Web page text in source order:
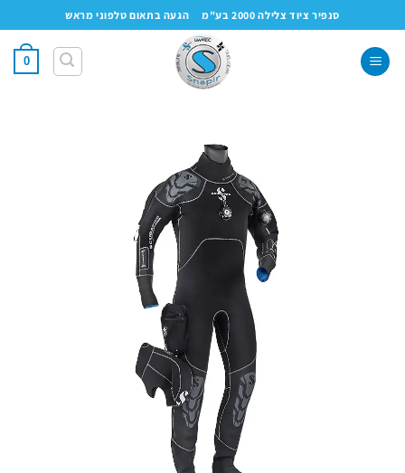
to
content
סנפיר ציוד צלילה 2000 בע"מ הגעה בתאום טלפוני מראש
0